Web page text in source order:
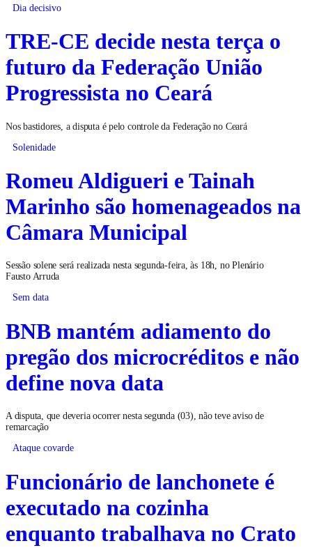
Dia decisivo
TRE-CE decide nesta terça o
futuro da Federação União
Progressista no Ceará
Nos bastidores, a disputa é pelo controle da Federação no Ceará
Solenidade
Romeu Aldigueri e Tainah
Marinho são homenageados na
Câmara Municipal
Sessão solene será realizada nesta segunda-feira, às 18h, no Plenário
Fausto Arruda
Sem data
BNB mantém adiamento do
pregão dos microcréditos e não
define nova data
A disputa, que deveria ocorrer nesta segunda (03), não teve aviso de
remarcação
Ataque covarde
Funcionário de lanchonete é
executado na cozinha
enquanto trabalhava no Crato